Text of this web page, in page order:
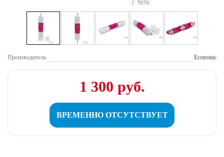
Производитель Ecotronic
1 300 руб.
ВРЕМЕННО ОТСУТСТВУЕТ